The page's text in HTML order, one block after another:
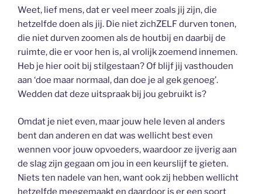
Weet, lief mens, dat er veel meer zoals jij zijn, die
hetzelfde doen als jij. Die niet zichZELF durven tonen,
die niet durven zoomen als de houtbij en daarbij de
ruimte, die er voor hen is, al vrolijk zoemend innemen.
Heb je hier ooit bij stilgestaan? Of blijf jij vasthouden
aan ‘doe maar normaal, dan doe je al gek genoeg’.
Wedden dat deze uitspraak bij jou gebruikt is?
Omdat je niet even, maar jouw hele leven al anders
bent dan anderen en dat was wellicht best even
wennen voor jouw opvoeders, waardoor ze ijverig aan
de slag zijn gegaan om jou in een keurslijf te gieten.
Niets ten nadele van hen, want ook zij hebben wellicht
hetzelfde meegemaakt en daardoor is er een soort